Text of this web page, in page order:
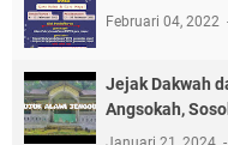
Februari 04, 2022
Jejak Dakwah
Angsokah,